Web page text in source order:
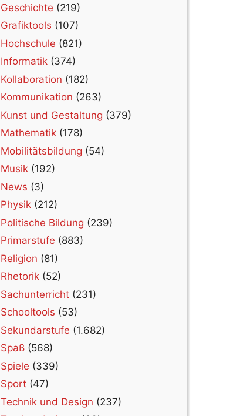
Geschichte (219)
Grafiktools (107)
Hochschule (821)
Informatik (374)
Kollaboration (182)
Kommunikation (263)
Kunst und Gestaltung (379)
Mathematik (178)
Mobilitätsbildung (54)
Musik (192)
News (3)
Physik (212)
Politische Bildung (239)
Primarstufe (883)
Religion (81)
Rhetorik (52)
Sachunterricht (231)
Schooltools (53)
Sekundarstufe (1.682)
Spaß (568)
Spiele (339)
Sport (47)
Technik und Design (237)